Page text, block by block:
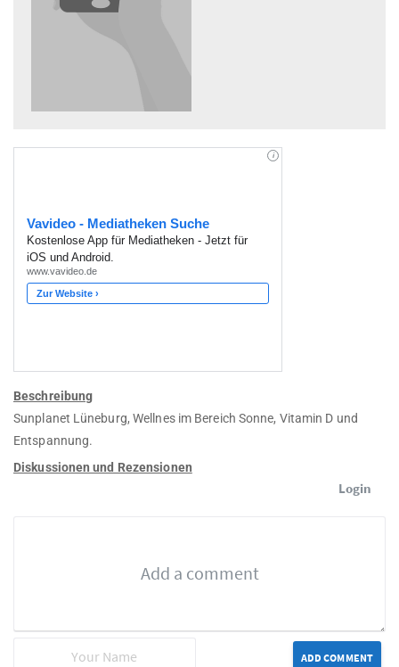
Beschreibung
Sunplanet Lüneburg, Wellnes im Bereich Sonne, Vitamin D und
Entspannung.
Diskussionen und Rezensionen
Login
ADD COMMENT